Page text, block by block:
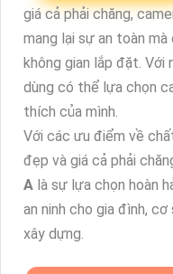
giá cả phải chăng,
mang lại sự an toàn
không gian lắp đặt. Với
dùng có thể lựa chọn
thích của mình.
Với các ưu điểm về
đẹp và giá cả phải
A là sự lựa chọn hoàn
an ninh cho gia đình,
xây dựng.